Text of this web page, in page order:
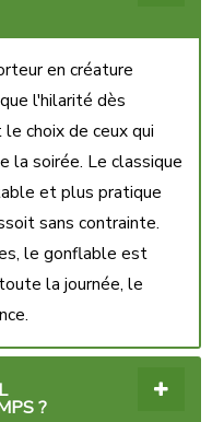
en créature
l'hilarité dès
choix de ceux qui
la soirée. Le classique
et plus pratique
sans contrainte.
le gonflable est
la journée, le
?